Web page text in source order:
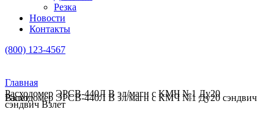
Резка
Новости
Контакты
(800) 123-4567
Главная
Расходомер ЭРСВ-440Л В эл/магн с КМЧ №1 Ду20
сэндвич Взлет
Расходомер ЭРСВ-440Л В эл/магн с КМЧ №1 Ду20 сэндвич Взлет